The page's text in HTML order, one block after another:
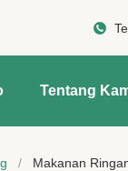
Tentang
/ Makanan